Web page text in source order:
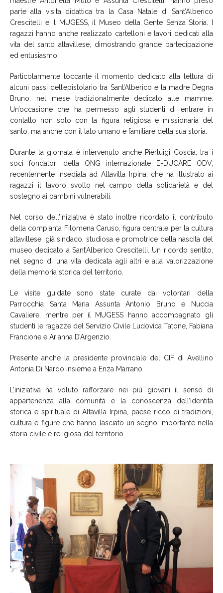
parte alla visita didattica tra la Casa Natale di Sant’Alberico
Crescitelli e il MUGESS, il Museo della Gente Senza Storia. I
ragazzi hanno anche realizzato cartelloni e lavori dedicati alla
vita del santo altavillese, dimostrando grande partecipazione
ed entusiasmo.
Particolarmente toccante il momento dedicato alla lettura di
alcuni passi dell’epistolario tra Sant’Alberico e la madre Degna
Bruno, nel mese tradizionalmente dedicato alle mamme.
Un’occasione che ha permesso agli studenti di entrare in
contatto non solo con la figura religiosa e missionaria del
santo, ma anche con il lato umano e familiare della sua storia.
Durante la giornata è intervenuto anche Pierluigi Coscia, tra i
soci fondatori della ONG internazionale E-DUCARE ODV,
recentemente insediata ad Altavilla Irpina, che ha illustrato ai
ragazzi il lavoro svolto nel campo della solidarietà e del
sostegno ai bambini vulnerabili.
Nel corso dell’iniziativa è stato inoltre ricordato il contributo
della compianta Filomena Caruso, figura centrale per la cultura
altavillese, già sindaco, studiosa e promotrice della nascita del
museo dedicato a Sant’Alberico Crescitelli. Un ricordo sentito,
nel segno di una vita dedicata agli altri e alla valorizzazione
della memoria storica del territorio.
Le visite guidate sono state curate dai volontari della
Parrocchia Santa Maria Assunta Antonio Bruno e Nuccia
Cavaliere, mentre per il MUGESS hanno accompagnato gli
studenti le ragazze del Servizio Civile Ludovica Tatone, Fabiana
Francione e Arianna D’Argenzio.
Presente anche la presidente provinciale del CIF di Avellino
Antonia Di Nardo insieme a Enza Marrano.
L’iniziativa ha voluto rafforzare nei più giovani il senso di
appartenenza alla comunità e la conoscenza dell’identità
storica e spirituale di Altavilla Irpina, paese ricco di tradizioni,
cultura e figure che hanno lasciato un segno importante nella
storia civile e religiosa del territorio.